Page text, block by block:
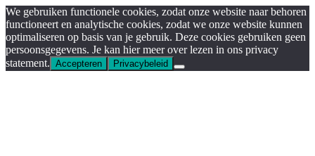
We gebruiken functionele cookies, zodat onze website naar behoren
functioneert en analytische cookies, zodat we onze website kunnen
optimaliseren op basis van je gebruik. Deze cookies gebruiken geen
persoonsgegevens. Je kan hier meer over lezen in ons privacy
statement. Accepteren Privacybeleid